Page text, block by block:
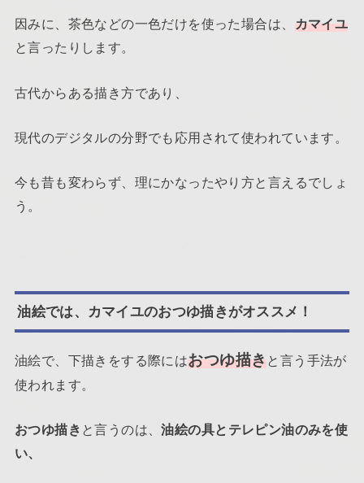
因みに、茶色などの一色だけを使った場合は、
カマイユ
と言ったりします。
古代からある描き方であり、
現代のデジタルの分野でも応用されて使われています。
今も昔も変わらず、理にかなったやり方と言えるでしょ
う。
油絵では、カマイユのおつゆ描きがオススメ！
油絵で、下描きをする際にはおつゆ描き と言う手法が
使われます。
おつゆ描き と言うのは、油絵の具とテレピン油のみを使
い、